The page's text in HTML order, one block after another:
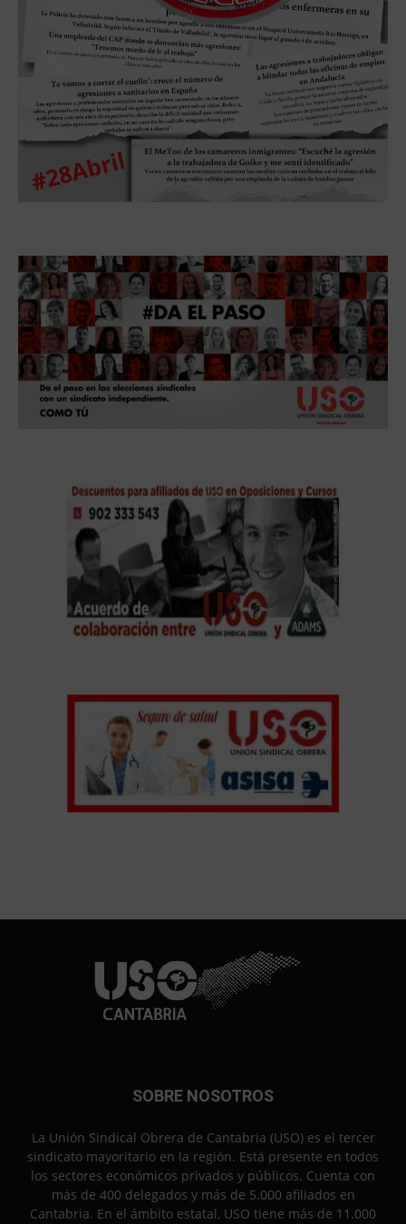
SOBRE NOSOTROS
La Unión Sindical Obrera de Cantabria (USO) es el tercer
sindicato mayoritario en la región. Está presente en todos
los sectores económicos privados y públicos. Cuenta con
más de 400 delegados y más de 5.000 afiliados en
Cantabria. En el ámbito estatal, USO tiene más de 11.000